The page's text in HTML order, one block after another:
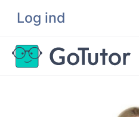
Log ind
Søg